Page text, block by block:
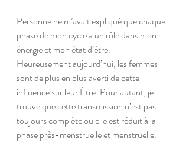
Personne ne m’avait expliqué que chaque
phase de mon cycle a un rôle dans mon
énergie et mon état d’être.
Heureusement aujourd’hui, les femmes
sont de plus en plus averti de cette
influence sur leur Être. Pour autant, je
trouve que cette transmission n’est pas
toujours complète ou elle est réduit à la
phase près-menstruelle et menstruelle.